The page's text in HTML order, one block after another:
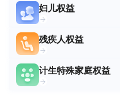
妇儿权益
残疾人权益
计生特殊家庭权益